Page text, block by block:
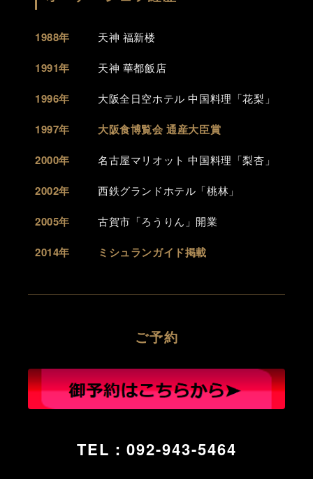
1988年 天神 福新楼
1991年 天神 華都飯店
1996年 大阪全日空ホテル 中国料理「花梨」
1997年
大阪食博覧会 通産大臣賞
2000年
名古屋マリオット 中国料理「梨杏」
2002年 西鉄グランドホテル「桃林」
2005年 古賀市「ろうりん」開業
2014年 ミシュランガイド掲載
ご予約
TEL：092-943-5464